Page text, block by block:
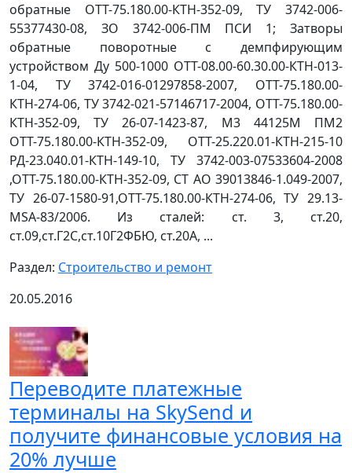
обратные ОТТ-75.180.00-КТН-352-09, ТУ 3742-006-
55377430-08, ЗО 3742-006-ПМ ПСИ 1; Затворы
обратные поворотные с демпфирующим
устройством Ду 500-1000 ОТТ-08.00-60.30.00-КТН-013-
1-04, ТУ 3742-016-01297858-2007, ОТТ-75.180.00-
КТН-274-06, ТУ 3742-021-57146717-2004, ОТТ-75.180.00-
КТН-352-09, ТУ 26-07-1423-87, М3 44125М ПМ2
ОТТ-75.180.00-КТН-352-09, ОТТ-25.220.01-КТН-215-10
РД-23.040.01-КТН-149-10, ТУ 3742-003-07533604-2008
,ОТТ-75.180.00-КТН-352-09, СТ АО 39013846-1.049-2007,
ТУ 26-07-1580-91,ОТТ-75.180.00-КТН-274-06, ТУ 29.13-
MSA-83/2006. Из сталей: ст. 3, ст.20,
ст.09,ст.Г2С,ст.10Г2ФБЮ, ст.20А, ...
Раздел: Строительство и ремонт
20.05.2016
Переводите платежные
терминалы на SkySend и
получите финансовые условия на
20% лучше